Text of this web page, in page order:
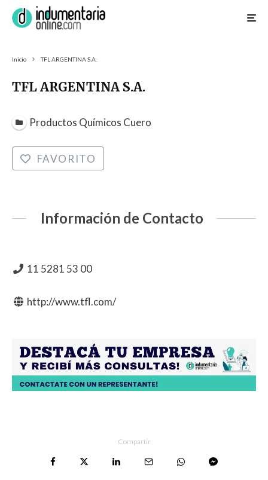
Inicio TFL ARGENTINA S.A.
TFL ARGENTINA S.A.
Productos Químicos Cuero
FAVORITO
Información de Contacto
11 5281 53 00
http://www.tfl.com/
Compartir